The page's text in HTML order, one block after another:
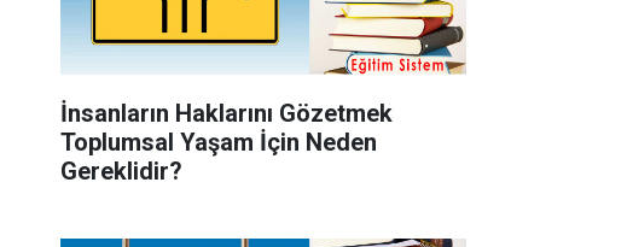
İnsanların Haklarını Gözetmek
Toplumsal Yaşam İçin Neden
Gereklidir?